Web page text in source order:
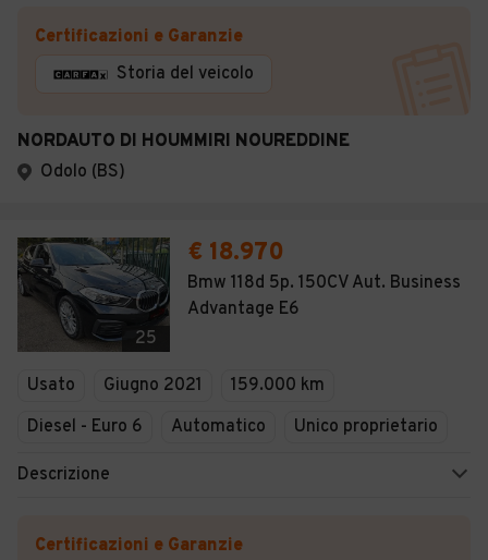
Certificazioni e Garanzie
Storia del veicolo
NORDAUTO DI HOUMMIRI NOUREDDINE
Odolo (BS)
25
€ 18.970
Bmw 118d 5p. 150CV Aut. Business
Advantage E6
Usato Giugno 2021
159.000 km
Diesel - Euro 6
Automatico Unico proprietario
Descrizione
Certificazioni e Garanzie